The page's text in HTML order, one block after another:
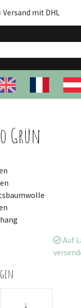
Versand mit DHL
Versand mit DHL
Grün
Auf